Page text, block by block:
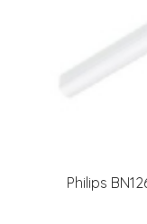
Philips